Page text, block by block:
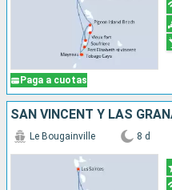
Paga a cuotas
Le Bougainville 8 d